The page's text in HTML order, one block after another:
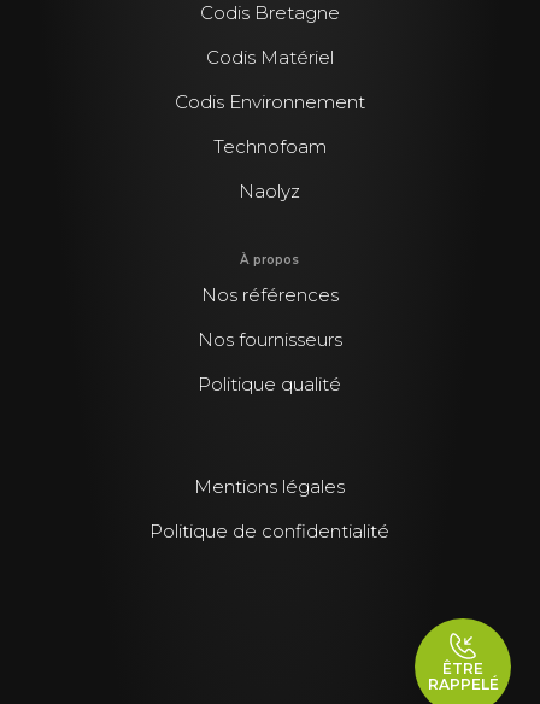
ÊTRE
RAPPELÉ
Codis Bretagne
Codis Matériel
Codis Environnement
Technofoam
Naolyz
À propos
Nos références
Nos fournisseurs
Politique qualité
Mentions légales
Politique de confidentialité